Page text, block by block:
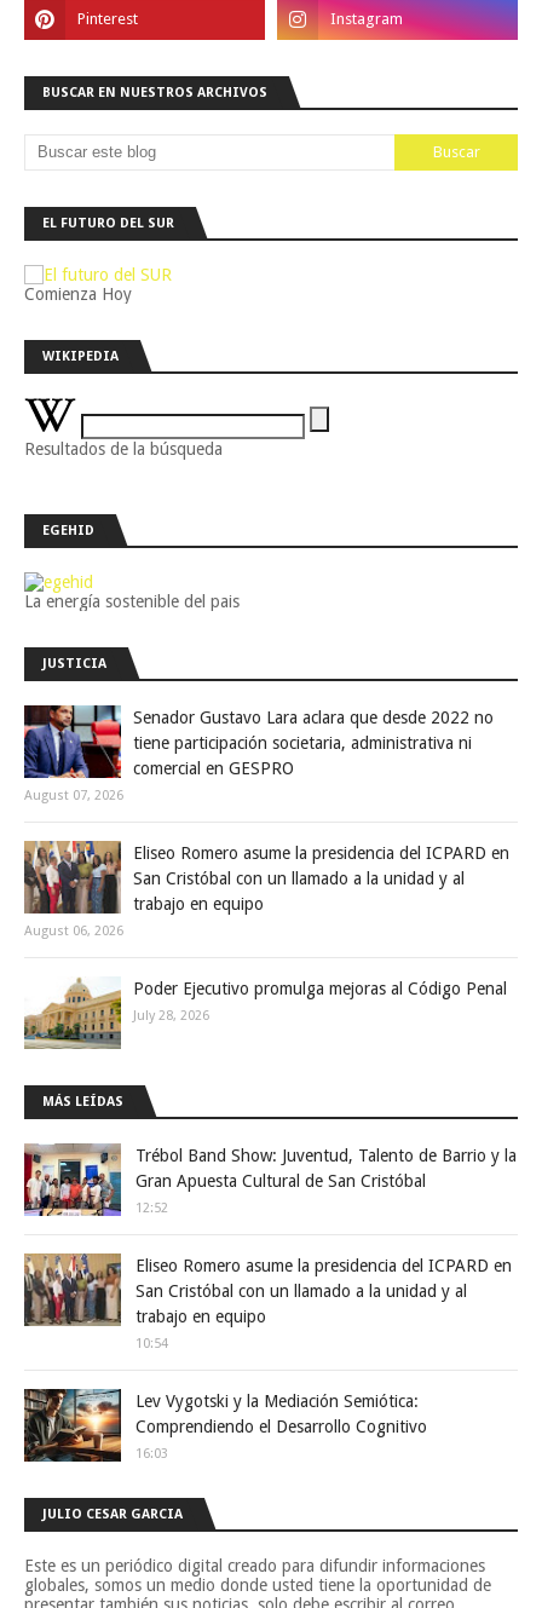
BUSCAR EN NUESTROS ARCHIVOS
EL FUTURO DEL SUR
Comienza Hoy
WIKIPEDIA
Resultados de la búsqueda
EGEHID
La energía sostenible del pais
JUSTICIA
Senador Gustavo Lara aclara que desde 2022 no
tiene participación societaria, administrativa ni
comercial en GESPRO
August 07, 2026
Eliseo Romero asume la presidencia del ICPARD en
San Cristóbal con un llamado a la unidad y al
trabajo en equipo
August 06, 2026
Poder Ejecutivo promulga mejoras al Código Penal
July 28, 2026
MÁS LEÍDAS
Trébol Band Show: Juventud, Talento de Barrio y la
Gran Apuesta Cultural de San Cristóbal
12:52
Eliseo Romero asume la presidencia del ICPARD en
San Cristóbal con un llamado a la unidad y al
trabajo en equipo
10:54
Lev Vygotski y la Mediación Semiótica:
Comprendiendo el Desarrollo Cognitivo
16:03
JULIO CESAR GARCIA
Este es un periódico digital creado para difundir informaciones
globales, somos un medio donde usted tiene la oportunidad de